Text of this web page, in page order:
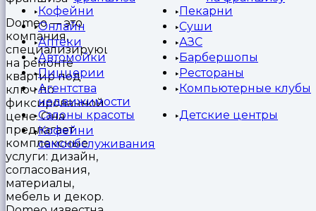
Кофейни
Пекарни
Онлайн
Суши
Аптеки
АЗС
Автомойки
Барбершопы
Пиццерии
Рестораны
Агентства
недвижимости
Компьютерные клубы
Салоны красоты
Детские центры
Кофейни
самообслуживания
Domeo — это
компания,
специализирующаяся
на ремонте
квартир под
ключ по
фиксированной
цене. Она
предлагает
комплексные
услуги: дизайн,
согласования,
материалы,
мебель и декор.